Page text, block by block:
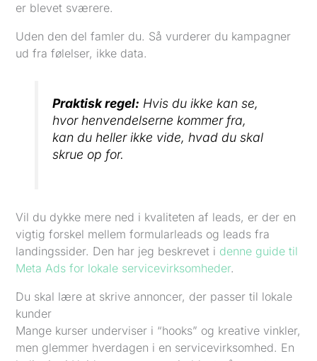
er blevet sværere.
Uden den del famler du. Så vurderer du kampagner
ud fra følelser, ikke data.
Praktisk regel: Hvis du ikke kan se,
hvor henvendelserne kommer fra,
kan du heller ikke vide, hvad du skal
skrue op for.
Vil du dykke mere ned i kvaliteten af leads, er der en
vigtig forskel mellem formularleads og leads fra
landingssider. Den har jeg beskrevet i denne guide til
Meta Ads for lokale servicevirksomheder.
Du skal lære at skrive annoncer, der passer til lokale
kunder
Mange kurser underviser i “hooks” og kreative vinkler,
men glemmer hverdagen i en servicevirksomhed. En